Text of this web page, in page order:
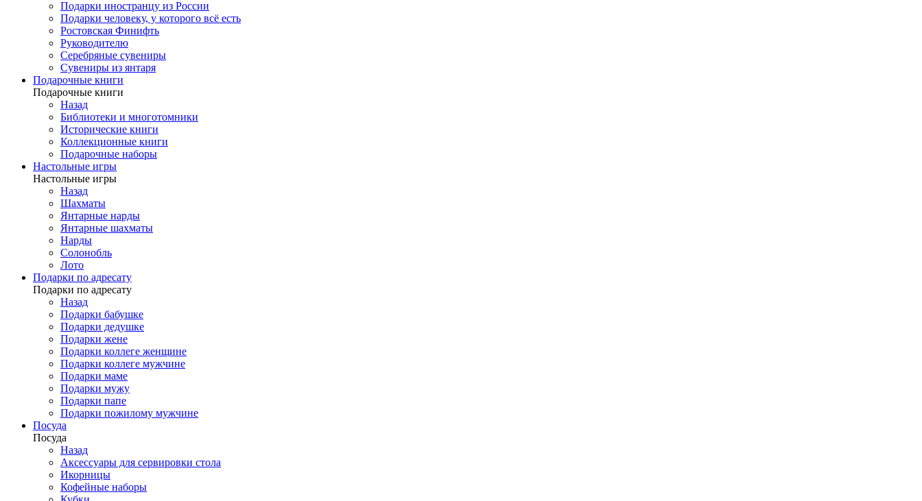
Подарки иностранцу из России
Подарки человеку, у которого всё есть
Ростовская Финифть
Руководителю
Серебряные сувениры
Сувениры из янтаря
Подарочные книги
Подарочные книги
Назад
Библиотеки и многотомники
Исторические книги
Коллекционные книги
Подарочные наборы
Настольные игры
Настольные игры
Назад
Шахматы
Янтарные нарды
Янтарные шахматы
Нарды
Солонобль
Лото
Подарки по адресату
Подарки по адресату
Назад
Подарки бабушке
Подарки дедушке
Подарки жене
Подарки коллеге женщине
Подарки коллеге мужчине
Подарки маме
Подарки мужу
Подарки папе
Подарки пожилому мужчине
Посуда
Посуда
Назад
Аксессуары для сервировки стола
Икорницы
Кофейные наборы